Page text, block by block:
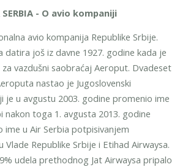
SERBIA - O avio kompaniji
avio kompanija Republike Srbije.
datira još iz davne 1927. godine kada je
vazdušni saobraćaj Aeroput. Dvadeset
nastao je Jugoslovenski
u avgustu 2003. godine promenio ime
nakon toga 1. avgusta 2013. godine
ime u Air Serbia potpisivanjem
Vlade Republike Srbije i Etihad Airwaysa.
udela prethodnog Jat Airwaysa pripalo